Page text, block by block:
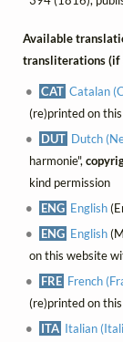
Available
transliterations (if
CAT Catalan
(re)printed on
DUT Dutch
harmonie",
kind permission
ENG English
ENG English
on this website
FRE French
(re)printed on
ITA Italian